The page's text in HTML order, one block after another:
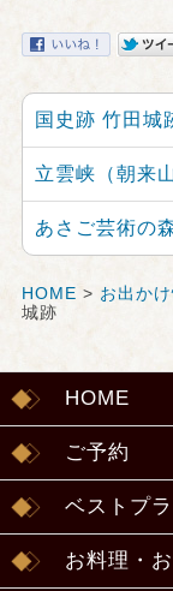
国史跡 竹田城
立雲峡（朝来山
あさご芸術の
HOME > お出か
城跡
HOME
ご予約
ベストプ
お料理・